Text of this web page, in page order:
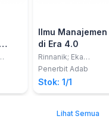
Ilmu Manajemen
di Era 4.0
Rinnanik; Eka
Pariyanti; dkk
Penerbit Adab
Stok: 1/1
Lihat Semua